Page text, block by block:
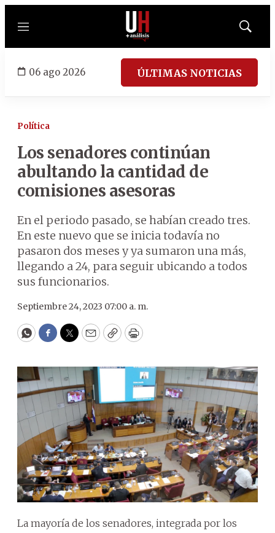
Menú
Mostrar
06 ago 2026 ÚLTIMAS NOTICIAS
Política
Los senadores continúan
abultando la cantidad de
comisiones asesoras
En el periodo pasado, se habían creado tres.
En este nuevo que se inicia todavía no
pasaron dos meses y ya sumaron una más,
llegando a 24, para seguir ubicando a todos
sus funcionarios.
Septiembre 24, 2023 07:00 a. m.
WhatsApp
Facebook
Twitter
EmailCopyPrint
La mayoría de los senadores, integrada por los